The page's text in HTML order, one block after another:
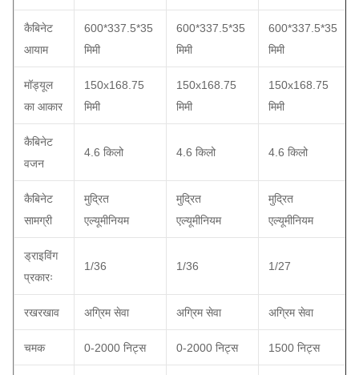
कैबिनेट
आयाम
600*337.5*35
मिमी
600*337.5*35
मिमी
600*337.5*35
मिमी
मॉड्यूल
का आकार
150x168.75
मिमी
150x168.75
मिमी
150x168.75
मिमी
कैबिनेट
वजन
4.6 किलो 4.6 किलो 4.6 किलो
कैबिनेट
सामग्री
मुद्रित
एल्यूमीनियम
मुद्रित
एल्यूमीनियम
मुद्रित
एल्यूमीनियम
ड्राइविंग
प्रकारः
1/36 1/36 1/27
रखरखाव अग्रिम सेवा अग्रिम सेवा अग्रिम सेवा
चमक 0-2000 निट्स 0-2000 निट्स 1500 निट्स